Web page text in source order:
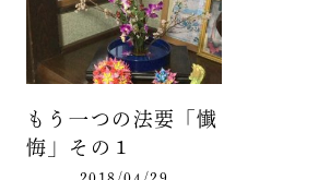
もう一つの法要「懴
悔」その１